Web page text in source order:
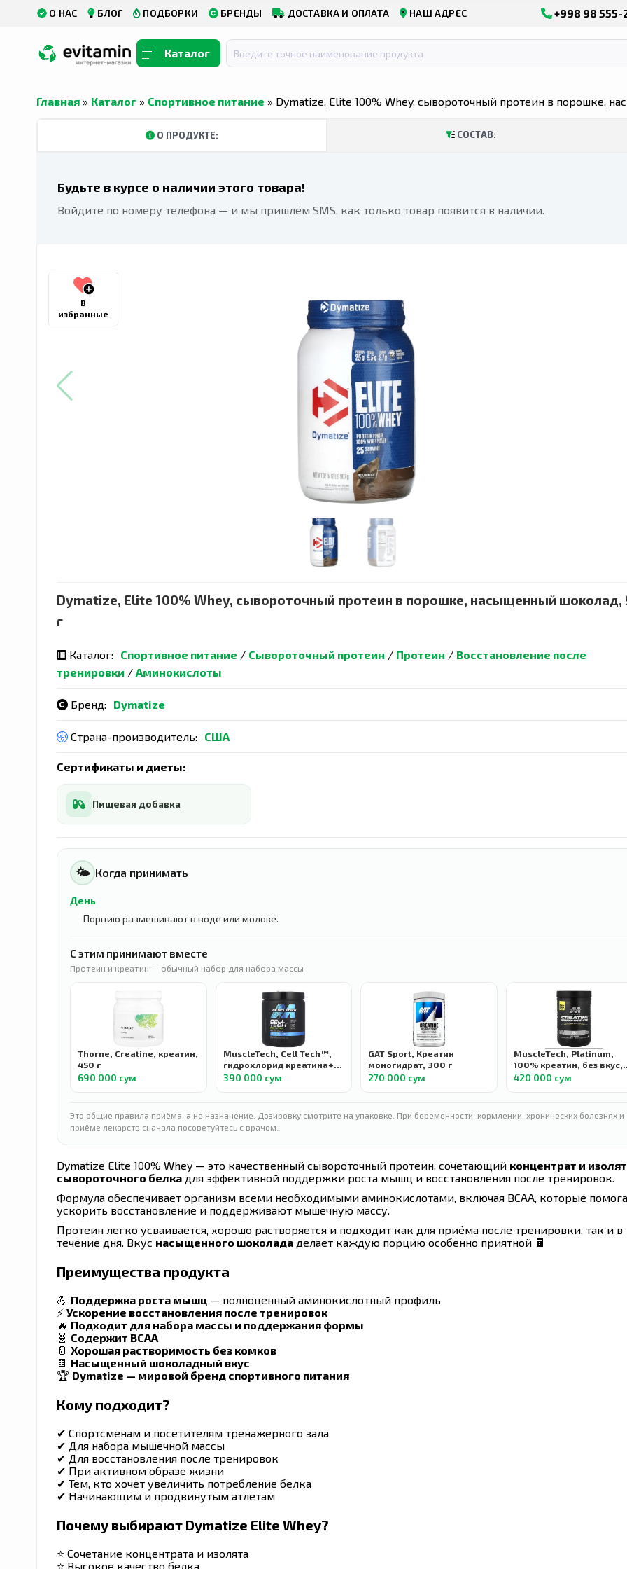
О НАС БЛОГ ПОДБОРКИ БРЕНДЫ ДОСТАВКА И ОПЛАТА НАШ АДРЕС +998 98 555-
Каталог
Главная » Каталог » Спортивное питание » Dymatize, Elite 100% Whey, сывороточный протеин в порошке,
О ПРОДУКТЕ: СОСТАВ:
Будьте в курсе о наличии этого товара!
Войдите по номеру телефона — и мы пришлём SMS, как только товар появится в наличии.
В
избранные
Dymatize, Elite 100% Whey, сывороточный протеин в порошке, насыщенный шоколад,
г
Каталог: Спортивное питание / Сывороточный протеин / Протеин / Восстановление после
тренировки / Аминокислоты
Бренд: Dymatize
Страна-производитель: США
Сертификаты и диеты:
Пищевая добавка
🌤 Когда принимать
День
Порцию размешивают в воде или молоке.
С этим принимают вместе
Протеин и креатин — обычный набор для набора массы
Thorne, Creatine, креатин,
450 г
690 000 сум
MuscleTech, Cell Tech™,
гидрохлорид креатина+, с
нейтральным вкусом, 240
390 000 сум
GAT Sport, Креатин
моногидрат, 300 г
270 000 сум
MuscleTech, Platinum,
100% креатин, без вкус,
400 г
420 000 сум
Это общие правила приёма, а не назначение. Дозировку смотрите на упаковке. При беременности, кормлении, хронических болезнях и
приёме лекарств сначала посоветуйтесь с врачом.
Dymatize Elite 100% Whey — это качественный сывороточный протеин, сочетающий концентрат и изолят
сывороточного белка для эффективной поддержки роста мышц и восстановления после тренировок.
Формула обеспечивает организм всеми необходимыми аминокислотами, включая BCAA, которые
ускорить восстановление и поддерживают мышечную массу.
Протеин легко усваивается, хорошо растворяется и подходит как для приёма после тренировки, так и в
течение дня. Вкус насыщенного шоколада делает каждую порцию особенно приятной 🍫
Преимущества продукта
💪 Поддержка роста мышц — полноценный аминокислотный профиль
⚡ Ускорение восстановления после тренировок
🔥 Подходит для набора массы и поддержания формы
🧬 Содержит BCAA
🥛 Хорошая растворимость без комков
🍫 Насыщенный шоколадный вкус
🏆 Dymatize — мировой бренд спортивного питания
Кому подходит?
✔ Спортсменам и посетителям тренажёрного зала
✔ Для набора мышечной массы
✔ Для восстановления после тренировок
✔ При активном образе жизни
✔ Тем, кто хочет увеличить потребление белка
✔ Начинающим и продвинутым атлетам
Почему выбирают Dymatize Elite Whey?
⭐ Сочетание концентрата и изолята
⭐ Высокое качество белка